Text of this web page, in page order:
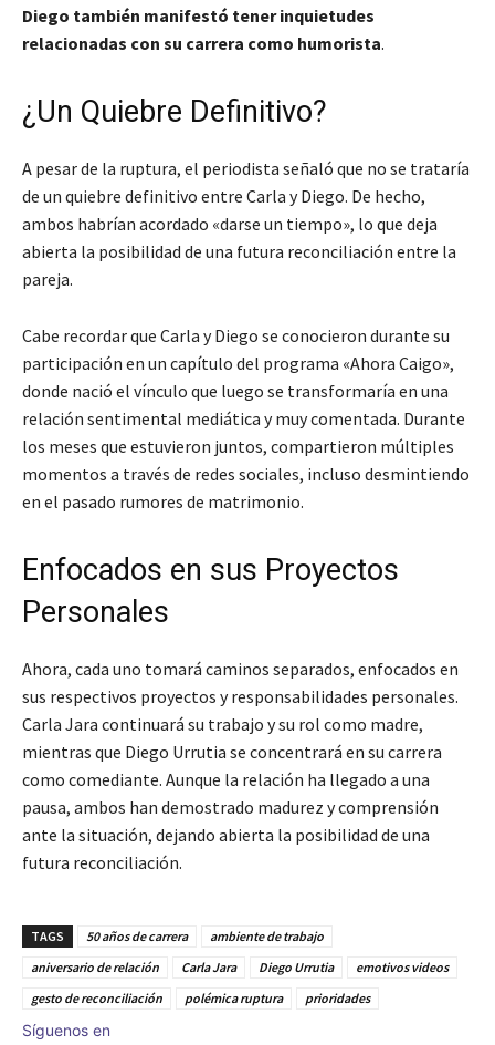
Diego también manifestó tener inquietudes
relacionadas con su carrera como humorista.
¿Un Quiebre Definitivo?
A pesar de la ruptura, el periodista señaló que no se trataría
de un quiebre definitivo entre Carla y Diego. De hecho,
ambos habrían acordado «darse un tiempo», lo que deja
abierta la posibilidad de una futura reconciliación entre la
pareja.
Cabe recordar que Carla y Diego se conocieron durante su
participación en un capítulo del programa «Ahora Caigo»,
donde nació el vínculo que luego se transformaría en una
relación sentimental mediática y muy comentada. Durante
los meses que estuvieron juntos, compartieron múltiples
momentos a través de redes sociales, incluso desmintiendo
en el pasado rumores de matrimonio.
Enfocados en sus Proyectos
Personales
Ahora, cada uno tomará caminos separados, enfocados en
sus respectivos proyectos y responsabilidades personales.
Carla Jara continuará su trabajo y su rol como madre,
mientras que Diego Urrutia se concentrará en su carrera
como comediante. Aunque la relación ha llegado a una
pausa, ambos han demostrado madurez y comprensión
ante la situación, dejando abierta la posibilidad de una
futura reconciliación.
TAGS 50 años de carrera
ambiente de trabajo
aniversario de relación
Carla Jara Diego Urrutia
emotivos videos
gesto de reconciliación
polémica ruptura prioridades
Síguenos en